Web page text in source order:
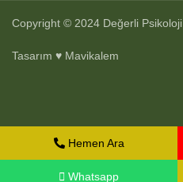
Copyright © 2024 Değerli Psikoloji
Tasarım ♥ Mavikalem
Hemen Ara
Whatsapp